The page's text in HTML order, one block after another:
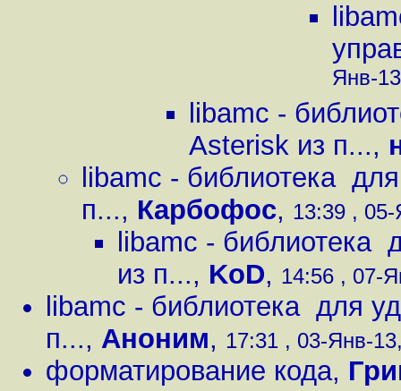
Янв-
libamc -
Asterisk из п...,
libamc - библиотека
п..., Карбофос, 13:39 ,
libamc - библиотека
из п..., KoD, 14:56 , 07-
libamc - библиотека для
п..., Аноним, 17:31 , 03-Янв-
форматирование кода,